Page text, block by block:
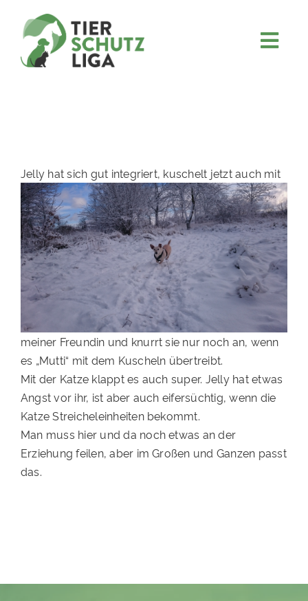
content
FÖRDERN & VERERBEN
KOOPERATIONEN
4KIDS
TIERHEIMTIERE
TIERHEIME
PATENSCHAFTEN
HELFER WERDEN
RATGEBER
Jelly hat sich gut integriert, kuschelt jetzt auch mit
meiner Freundin und knurrt sie nur noch an, wenn
es „Mutti“ mit dem Kuscheln übertreibt.
Mit der Katze klappt es auch super. Jelly hat etwas
Angst vor ihr, ist aber auch eifersüchtig, wenn die
Katze Streicheleinheiten bekommt.
Man muss hier und da noch etwas an der
Erziehung feilen, aber im Großen und Ganzen passt
das.